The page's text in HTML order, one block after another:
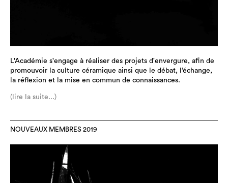
L'Académie s'engage à réaliser des projets d'envergure, afin de
promouvoir la culture céramique ainsi que le débat, l’échange,
la réflexion et la mise en commun de connaissances.
(lire la suite...)
NOUVEAUX MEMBRES 2019